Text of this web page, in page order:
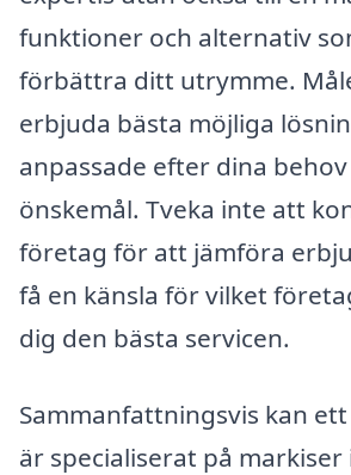
funktioner och alternativ
förbättra ditt utrymme.
erbjuda bästa möjliga
anpassade efter dina
önskemål. Tveka inte att
företag för att jämföra
få en känsla för vilket
dig den bästa servicen.
Sammanfattningsvis kan
är specialiserat på markiser